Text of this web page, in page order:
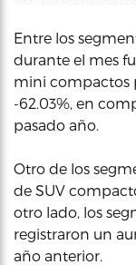
Entre los
durante el mes
mini compactos
-62.03%, en
pasado año.
Otro de los
de SUV
otro lado, los
registraron un
año anterior.